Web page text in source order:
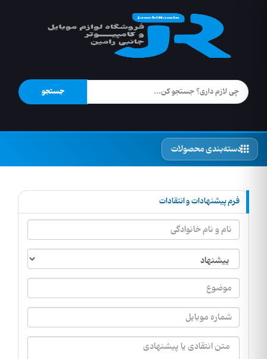
جستجو
دسته‌بندی محصولات
فرم پیشنهادات و انتقادات